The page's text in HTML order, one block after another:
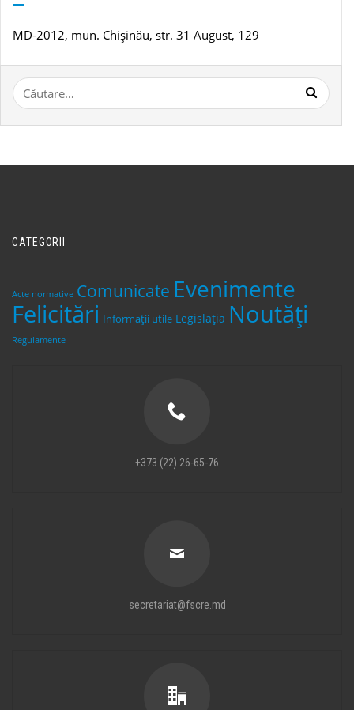
MD-2012, mun. Chișinău, str. 31 August, 129
Caută
după:
CATEGORII
Acte normative Comunicate Evenimente
Felicitări Informații utile Legislaţia Noutăți
Regulamente
+373 (22) 26-65-76
secretariat@fscre.md